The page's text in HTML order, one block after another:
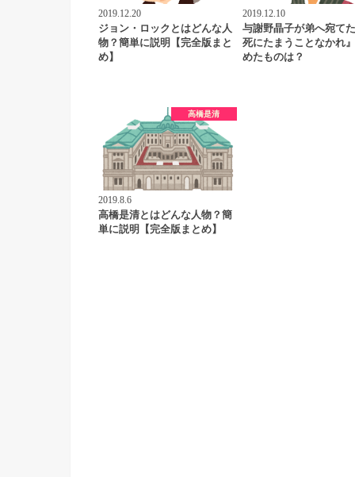
2019.12.20
ジョン・ロックとはどんな人
物？簡単に説明【完全版まと
め】
2019.12.10
与謝野晶子が弟へ宛て
死にたまうことなかれ
めたものは？
高橋是清
2019.8.6
高橋是清とはどんな人物？簡
単に説明【完全版まとめ】